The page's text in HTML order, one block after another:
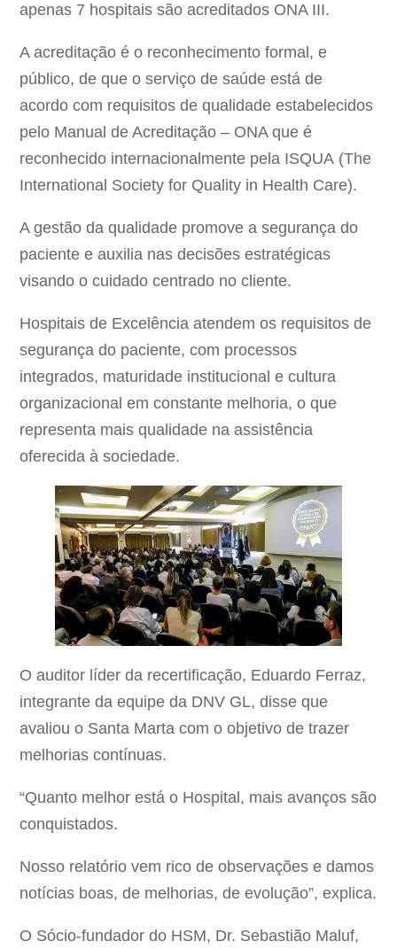
apenas 7 hospitais são acreditados ONA III.
A acreditação é o reconhecimento formal, e
público, de que o serviço de saúde está de
acordo com requisitos de qualidade estabelecidos
pelo Manual de Acreditação – ONA que é
reconhecido internacionalmente pela ISQUA (The
International Society for Quality in Health Care).
A gestão da qualidade promove a segurança do
paciente e auxilia nas decisões estratégicas
visando o cuidado centrado no cliente.
Hospitais de Excelência atendem os requisitos de
segurança do paciente, com processos
integrados, maturidade institucional e cultura
organizacional em constante melhoria, o que
representa mais qualidade na assistência
oferecida à sociedade.
O auditor líder da recertificação, Eduardo Ferraz,
integrante da equipe da DNV GL, disse que
avaliou o Santa Marta com o objetivo de trazer
melhorias contínuas.
“Quanto melhor está o Hospital, mais avanços são
conquistados.
Nosso relatório vem rico de observações e damos
notícias boas, de melhorias, de evolução”, explica.
O Sócio-fundador do HSM, Dr. Sebastião Maluf,